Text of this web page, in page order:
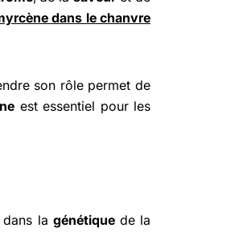
dans le chanvre
son rôle permet de
est essentiel pour les
la génétiquede la